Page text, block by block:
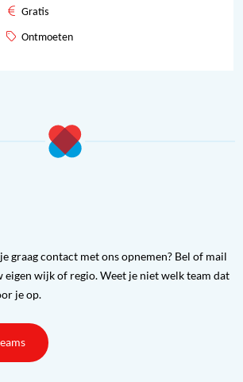
Gratis
Ontmoeten
graag contact met ons opnemen? Bel of mail
eigen wijk of regio. Weet je niet welk team dat
je op.